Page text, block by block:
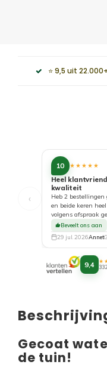
⭐ 9,5 uit
‹
10 ★★★★★
Heel
kwaliteit
Heb 2 bestellingen
en beide keren
volgens afspraak
aflevering. Top!
Beveelt ons aan
29 jul. 2026Annet
9,4
Gecoat
de tuin!